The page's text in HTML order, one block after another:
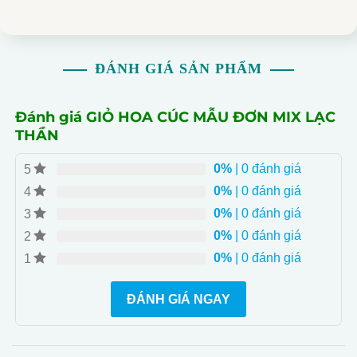
của bó hoa.
chuyên nghiệp để chọn mẫu hoa đang nở rộ nhất, tận
Đa dạng màu sắc: Tone màu hồng tinh tế, phù hợp với
mọi sự kiện và không gian.
ĐÁNH GIÁ SẢN PHẨM
Đánh giá GIỎ HOA CÚC MẪU ĐƠN MIX LẠC
THẦN
5 0%| 0 đánh giá
4
0%| 0 đánh giá
3
0%| 0 đánh giá
2
0%| 0 đánh giá
1
0%| 0 đánh giá
ĐÁNH GIÁ NGAY